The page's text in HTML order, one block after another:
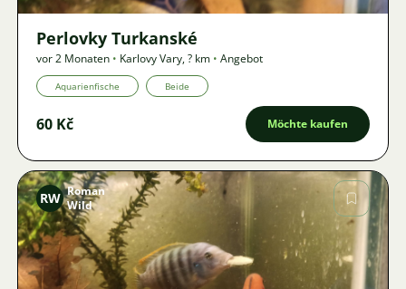
Perlovky Turkanské
vor 2 Monaten • Karlovy Vary,? km • Angebot
Aquarienfische Beide
60 Kč Möchte kaufen
Bild
RW Roman
Wild